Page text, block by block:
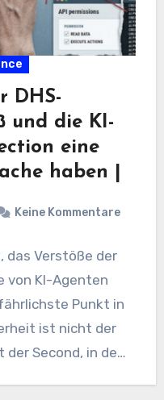
DHS-
und die KI-
eine
haben |
Keine Kommentare
das Verstöße der
von KI-Agenten
Punkt in
ist nicht der
Second, in dem